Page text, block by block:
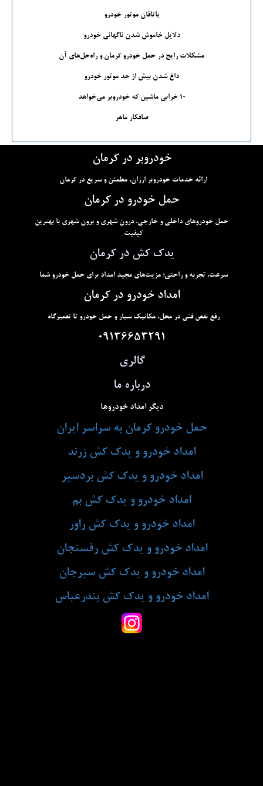
یاتاقان موتور خودرو
دلایل خاموش شدن ناگهانی خودرو
مشکلات رایج در حمل خودرو کرمان و راه‌حل‌های آن
داغ شدن بیش از حد موتور خودرو
۱۰ خرابی ماشین که خودروبر می‌خواهد
صافکار ماهر
خودروبر در کرمان
ارائه خدمات خودروبر ارزان، مطمئن و سریع در کرمان
حمل خودرو در کرمان
حمل خودروهای داخلی و خارجی، درون شهری و برون شهری با بهترین
کیفیت
یدک کش در کرمان
سرعت، تجربه و راحتی؛ مزیت‌های مجید امداد برای حمل خودرو شما
امداد خودرو در کرمان
رفع نقص فنی در محل، مکانیک سیار و حمل خودرو تا تعمیرگاه
09136653291
گالری
درباره ما
دیگر امداد خودروها
حمل خودرو کرمان به سراسر ایران
امداد خودرو و یدک کش زرند
امداد خودرو و یدک کش بردسیر
امداد خودرو و یدک کش بم
امداد خودرو و یدک کش راور
امداد خودرو و یدک کش رفسنجان
امداد خودرو و یدک کش سیرجان
امداد خودرو و یدک کش بندرعباس